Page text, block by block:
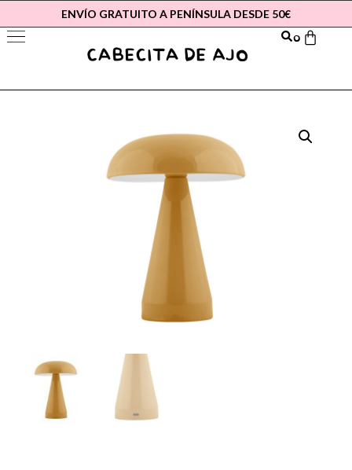
ENVÍO GRATUITO A PENÍNSULA DESDE 50€
0